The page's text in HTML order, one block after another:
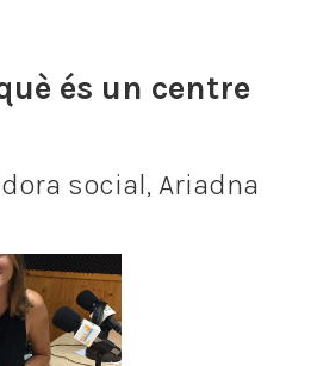
és un centre
social, Ariadna